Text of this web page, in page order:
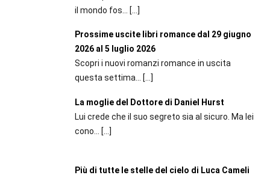
il mondo fos...
[…]
Prossime uscite libri romance dal 29 giugno
2026 al 5 luglio 2026
Scopri i nuovi romanzi romance in uscita
questa settima... […]
La moglie del Dottore di Daniel Hurst
Lui crede che il suo segreto sia al sicuro. Ma lei
cono...
[…]
Più di tutte le stelle del cielo di Luca Cameli